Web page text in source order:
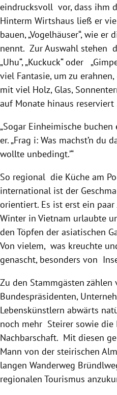
eindrucksvoll vor, dass ihm
Hinterm Wirtshaus ließ er
bauen, „Vogelhäuser“, wie er
nennt. Zur Auswahl stehen
„Uhu“, „Kuckuck“ oder
viel Fantasie, um zu
mit viel Holz, Glas,
auf Monate hinaus reserviert
„Sogar Einheimische buchen
er. „Frag i: Was machst’n du
wollte unbedingt.’“
So regional die Küche am
international ist der
orientiert. Es ist erst ein paar
Winter in Vietnam urlaubte
den Töpfen der asiatischen
Von vielem, was kreuchte
genascht, besonders von
Zu den Stammgästen
Bundespräsidenten,
Lebenskünstlern abwärts
noch mehr Steirer sowie die
Nachbarschaft. Mit diesen
Mann von der steirischen
langen Wanderweg
regionalen Tourismus